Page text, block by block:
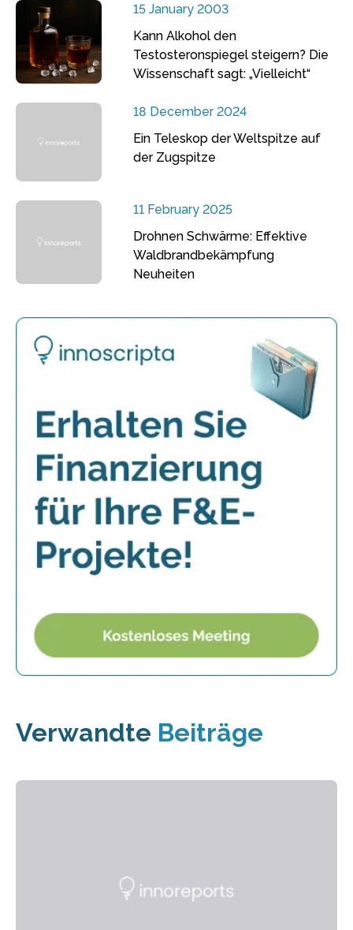
15 January 2003
Kann Alkohol den
Testosteronspiegel steigern? Die
Wissenschaft sagt: „Vielleicht“
18 December 2024
Ein Teleskop der Weltspitze auf
der Zugspitze
11 February 2025
Drohnen Schwärme: Effektive
Waldbrandbekämpfung
Neuheiten
Verwandte Beiträge